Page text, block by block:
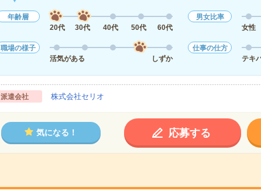
年齢層
20代
30代 40代 50代 60代
男女比率
女性
職場の様子
活気がある
しずか
仕事の仕方
テキ
派遣会社 株式会社セリオ
気になる！ 応募する